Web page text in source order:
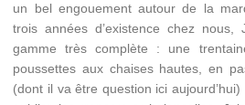
un bel engouement autour de la
trois années d’existence chez
gamme très complète : une
poussettes aux chaises hautes, en
(dont il va être question ici